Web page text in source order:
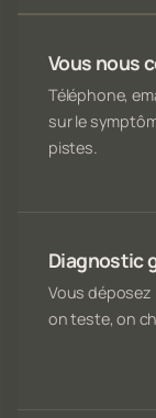
Vous nous
Téléphone,
sur le
pistes.
Diagnostic
Vous déposez
on teste, on